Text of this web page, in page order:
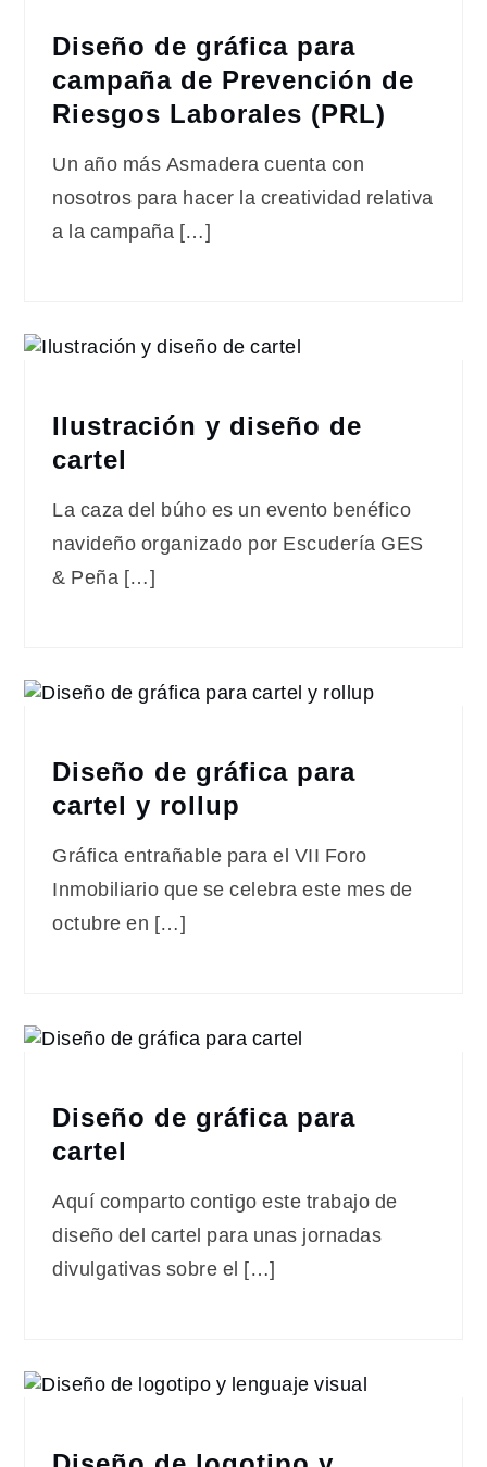
Diseño de gráfica para
campaña de Prevención de
Riesgos Laborales (PRL)
Un año más Asmadera cuenta con
nosotros para hacer la creatividad relativa
a la campaña […]
Ilustración y diseño de
cartel
La caza del búho es un evento benéfico
navideño organizado por Escudería GES
& Peña […]
Diseño de gráfica para
cartel y rollup
Gráfica entrañable para el VII Foro
Inmobiliario que se celebra este mes de
octubre en […]
Diseño de gráfica para
cartel
Aquí comparto contigo este trabajo de
diseño del cartel para unas jornadas
divulgativas sobre el […]